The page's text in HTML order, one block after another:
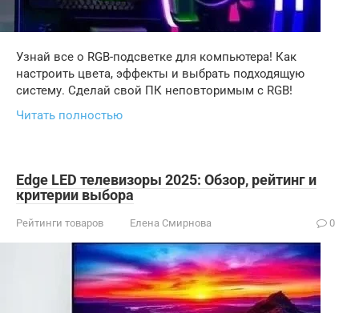
Узнай все о RGB-подсветке для компьютера! Как
настроить цвета, эффекты и выбрать подходящую
систему. Сделай свой ПК неповторимым с RGB!
Читать полностью
Edge LED телевизоры 2025: Обзор, рейтинг и
критерии выбора
Рейтинги товаров Елена Смирнова 0